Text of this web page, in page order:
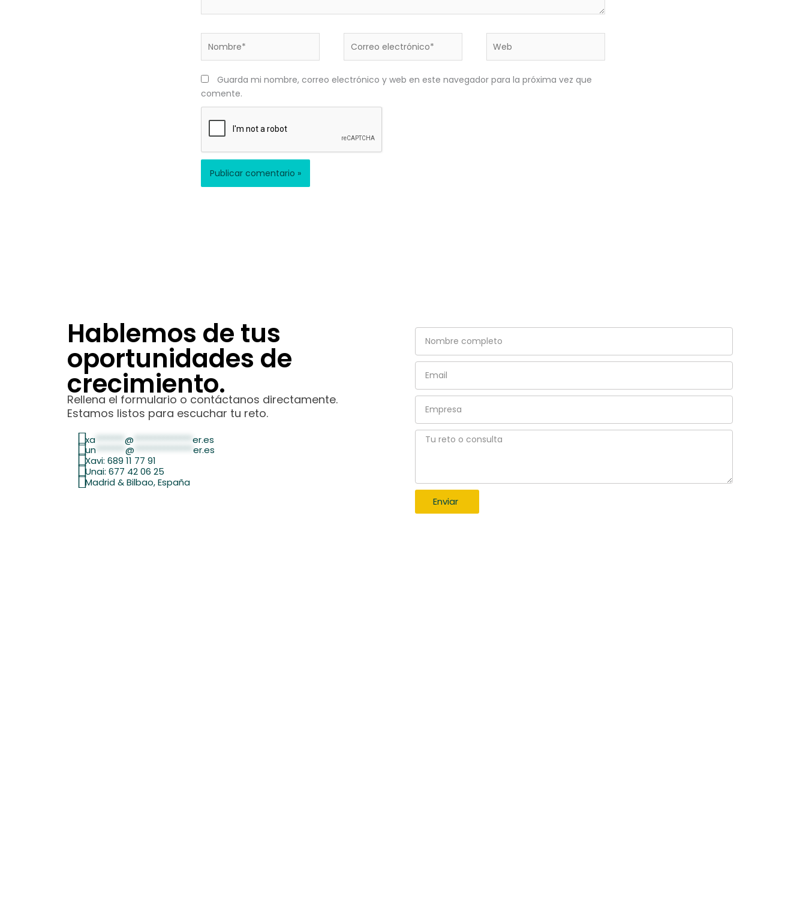
electrónico*
Guarda mi nombre, correo electrónico y web en este navegador para la próxima vez que
comente.
Hablemos de tus
oportunidades de
crecimiento.
Rellena el formulario o contáctanos directamente.
Estamos listos para escuchar tu reto.
xa @
er.es
un*******@ **************er.es
Xavi: 689 11 77 91
Unai: 677 42 06 25
Madrid & Bilbao, España
completo
Enviar